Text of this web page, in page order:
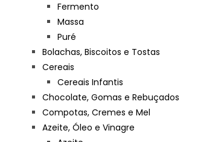
Fermento
Massa
Puré
Bolachas, Biscoitos e Tostas
Cereais
Cereais Infantis
Chocolate, Gomas e Rebuçados
Compotas, Cremes e Mel
Azeite, Óleo e Vinagre